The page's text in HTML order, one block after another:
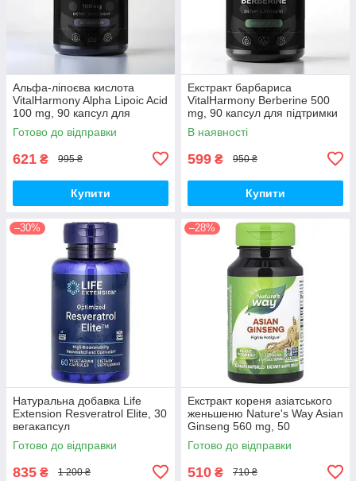
Альфа-ліпоєва кислота
VitalHarmony Alpha Lipoic Acid
100 mg, 90 капсул для
антиоксидантного захисту
Готово до відправки
621 ₴ 995 ₴
Купити
Екстракт барбариса
VitalHarmony Berberine 500
mg, 90 капсул для підтримки
рівня цукру в крові
В наявності
599 ₴ 950 ₴
Купити
–30%
Натуральна добавка Life
Extension Resveratrol Elite, 30
вегакапсул
Готово до відправки
835 ₴ 1 200 ₴
–28%
Екстракт кореня азіатського
женьшеню Nature's Way Asian
Ginseng 560 mg, 50
вегакапсул для підвищення
життєвого тонусу
Готово до відправки
510 ₴ 710 ₴